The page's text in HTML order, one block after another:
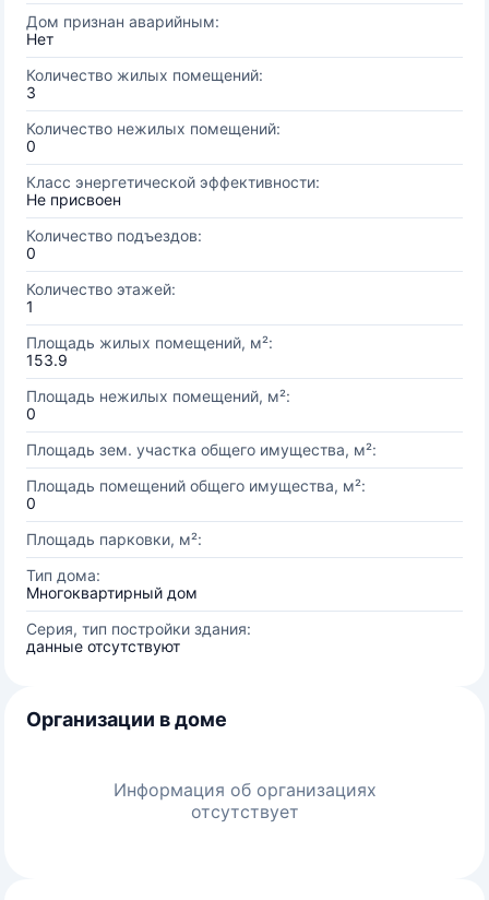
Дом признан аварийным:
Нет
Количество жилых помещений:
3
Количество нежилых помещений:
0
Класс энергетической эффективности:
Не присвоен
Количество подъездов:
0
Количество этажей:
1
Площадь жилых помещений, м²:
153.9
Площадь нежилых помещений, м²:
0
Площадь зем. участка общего имущества, м²:
Площадь помещений общего имущества, м²:
0
Площадь парковки, м²:
Тип дома:
Многоквартирный дом
Серия, тип постройки здания:
данные отсутствуют
Организации в доме
Информация об организациях
отсутствует